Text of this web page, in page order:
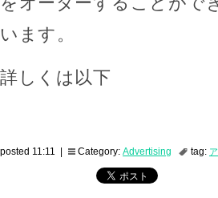
います。
詳しくは以下
posted 11:11 | Category: Advertising tag: